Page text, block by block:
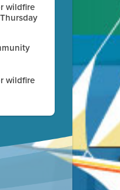
wildfire
wildfire